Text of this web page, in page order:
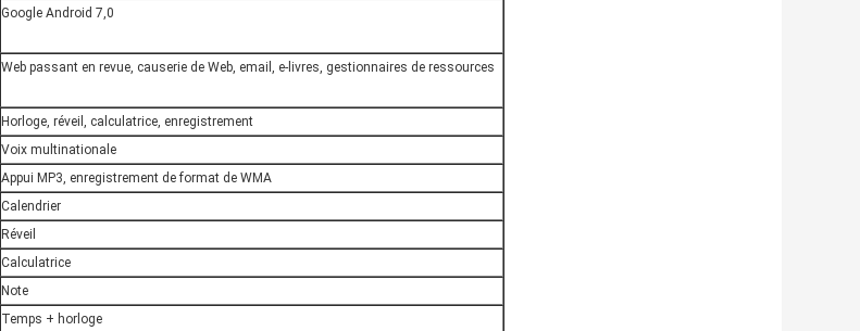
Google Android 7,0
Web passant en revue, causerie de Web, email, e-livres, gestionnaires de ressources
Horloge, réveil, calculatrice, enregistrement
Voix multinationale
Appui MP3, enregistrement de format de WMA
Calendrier
Réveil
Calculatrice
Note
Temps + horloge